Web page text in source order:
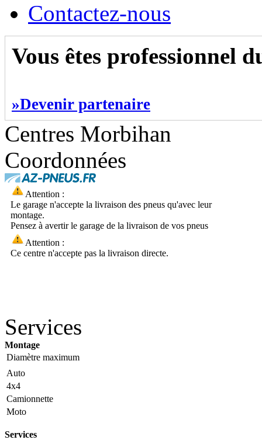
Contactez-nous
Vous êtes professionnel
»Devenir partenaire
Centres Morbihan
Coordonnées
Attention :
Le garage n'accepte la livraison des pneus qu'avec leur
montage.
Pensez à avertir le garage de la livraison de vos pneus
Attention :
Ce centre n'accepte pas la livraison directe.
Services
Montage
Diamètre maximum
Auto
4x4
Camionnette
Moto
Services